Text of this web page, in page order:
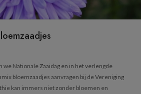
we Nationale Zaaidag en in het verlengde
bloemzaadjes aanvragen bij de Vereniging
kan immers niet zonder bloemen en